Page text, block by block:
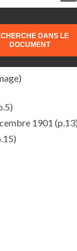
DANS LE
DOCUMENT
1901 (p.13)